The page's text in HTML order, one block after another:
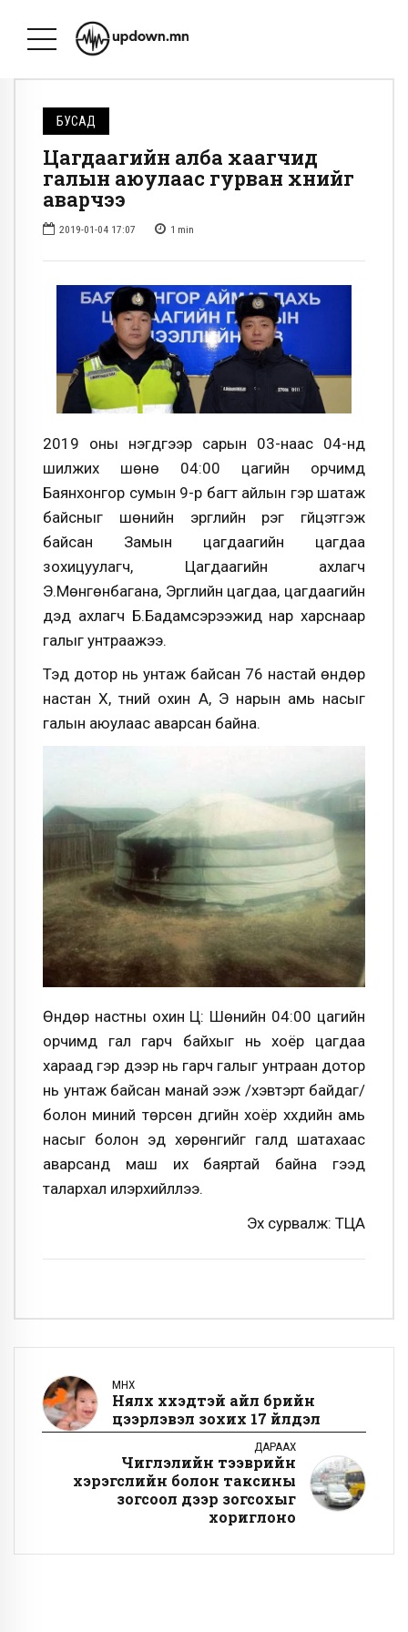
БУСАД
Цагдаагийн алба хаагчид
галын аюулаас гурван хүнийг
аварчээ
2019-01-04 17:07 1 min
2019 оны нэгдүгээр сарын 03-наас 04-нд
шилжих шөнө 04:00 цагийн орчимд
Баянхонгор сумын 9-р багт айлын гэр шатаж
байсныг шөнийн эргүүлийн үүрэг гүйцэтгэж
байсан Замын цагдаагийн цагдаа
зохицуулагч, Цагдаагийн ахлагч
Э.Мөнгөнбагана, Эргүүлийн цагдаа, цагдаагийн
дэд ахлагч Б.Бадамсэрээжид нар харснаар
галыг унтраажээ.
Тэд дотор нь унтаж байсан 76 настай өндөр
настан Х, түүний охин А, Э нарын амь насыг
галын аюулаас аварсан байна.
Өндөр настны охин Ц: Шөнийн 04:00 цагийн
орчимд гал гарч байхыг нь хоёр цагдаа
хараад гэр дээр нь гарч галыг унтраан дотор
нь унтаж байсан манай ээж /хэвтэрт байдаг/
болон миний төрсөн дүүгийн хоёр хүүхдийн амь
насыг болон эд хөрөнгийг галд шатахаас
аварсанд маш их баяртай байна гээд
талархал илэрхийллээ.
Эх сурвалж: ТЦА
ӨМНӨХ
Нялх хүүхэдтэй айл бүрийн
цээрлэвэл зохих 17 үйлдэл
ДАРААХ
Чиглэлийн тээврийн
хэрэгслийн болон таксины
зогсоол дээр зогсохыг
хориглоно